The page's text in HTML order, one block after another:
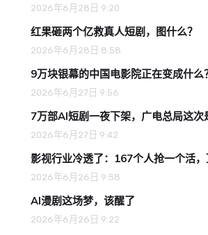
2026年6月28日 9:20
红果砸两个亿救真人短剧，图什么？
2026年6月28日 8:58
9万块银幕的中国电影院正在变成什么
2026年6月27日 9:56
7万部AI短剧一夜下架，广电总局这次
2026年6月27日 9:42
影视行业冷透了：167个人抢一个活
2026年6月26日 9:58
AI漫剧这场梦，该醒了
2026年6月26日 9:22